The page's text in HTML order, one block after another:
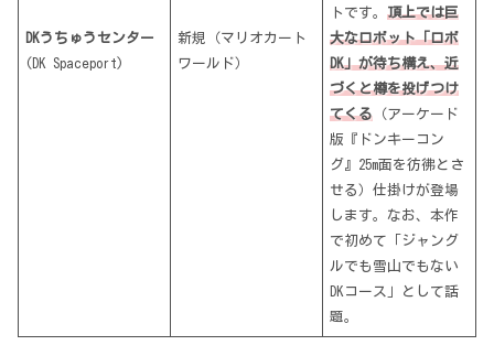
DKうちゅうセンター
(DK Spaceport)
新規（マリオカート
ワールド）
トです。頂上では巨
大なロボット「ロボ
DK」が待ち構え、近
づくと樽を投げつけ
てくる （アーケード
版『ドンキーコン
グ』25m面を彷彿とさ
せる）仕掛けが登場
します。なお、本作
で初めて「ジャング
ルでも雪山でもない
DKコース」として話
題。